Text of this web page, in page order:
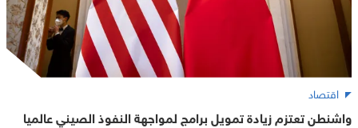
اقتصاد
واشنطن تعتزم زيادة تمويل برامج لمواجهة النفوذ الصيني عالميا